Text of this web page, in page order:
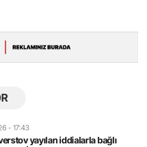
- 17:43
yayılan iddialarla bağlı